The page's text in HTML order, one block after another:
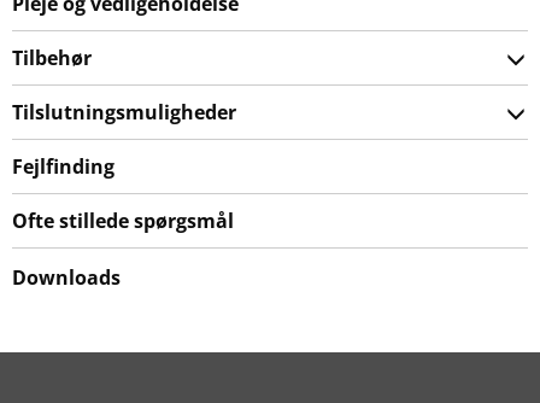
Tilbehør
Tilslutningsmuligheder
Fejlfinding
Ofte stillede spørgsmål
Downloads